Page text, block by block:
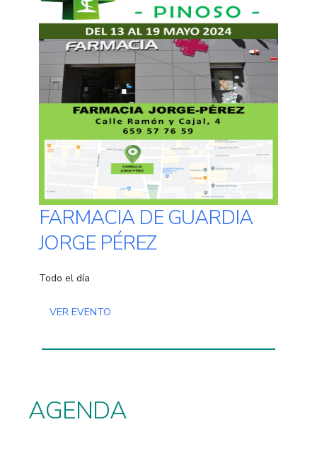
FARMACIA DE GUARDIA
JORGE PÉREZ
Todo el día
VER EVENTO
AGENDA